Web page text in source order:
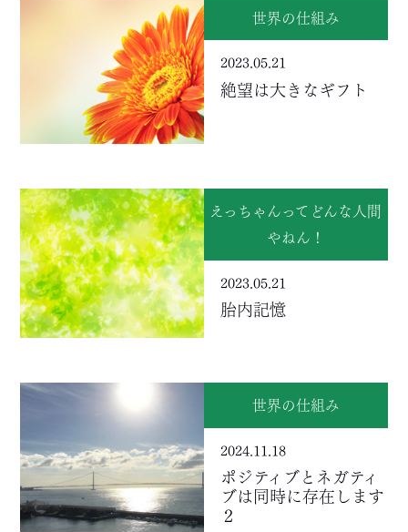
世界の仕組み
2023.05.21
絶望は大きなギフト
えっちゃんってどんな人間
やねん！
2023.05.21
胎内記憶
世界の仕組み
2024.11.18
ポジティブとネガティ
ブは同時に存在します
２